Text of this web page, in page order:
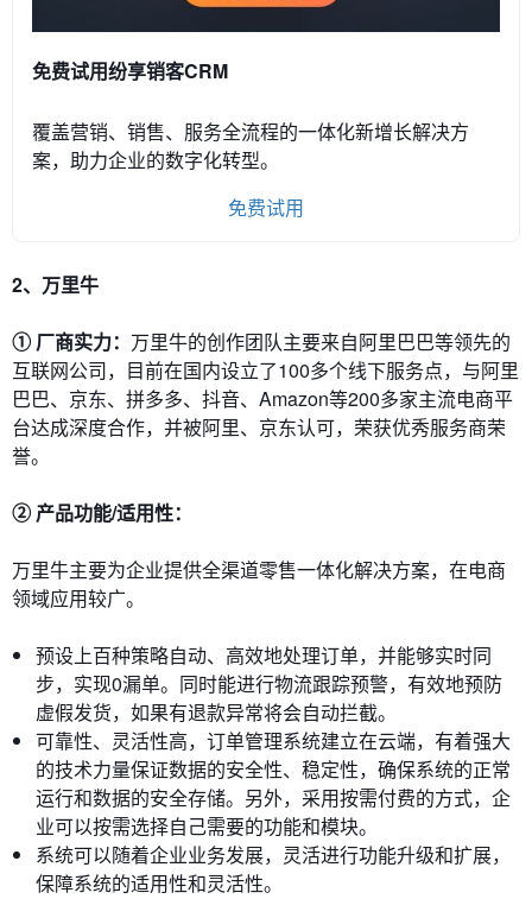
免费试用纷享销客CRM
覆盖营销、销售、服务全流程的一体化新增长解决方
案，助力企业的数字化转型。
免费试用
2、 万里牛
① 厂商实力： 万里牛的创作团队主要来自阿里巴巴等领先的
互联网公司，目前在国内设立了100多个线下服务点，与阿里
巴巴、京东、拼多多、抖音、Amazon等200多家主流电商平
台达成深度合作，并被阿里、京东认可，荣获优秀服务商荣
誉。
② 产品功能/适用性：
万里牛主要为企业提供全渠道零售一体化解决方案，在电商
领域应用较广。
预设上百种策略自动、高效地处理订单，并能够实时同
步，实现0漏单。同时能进行物流跟踪预警，有效地预防
虚假发货，如果有退款异常将会自动拦截。
可靠性、灵活性高，订单管理系统建立在云端，有着强大
的技术力量保证数据的安全性、稳定性，确保系统的正常
运行和数据的安全存储。另外，采用按需付费的方式，企
业可以按需选择自己需要的功能和模块。
系统可以随着企业业务发展，灵活进行功能升级和扩展，
保障系统的适用性和灵活性。